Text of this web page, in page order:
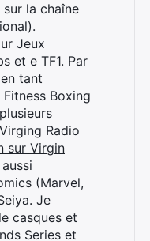
sur la chaîne
Jeux
et e TF1. Par
tant
Boxing
Radio
sur Virgin
(Marvel,
Je
casques et
Series et